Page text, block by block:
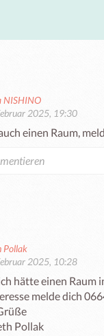
NISHINO
2025, 19:30
einen Raum,
Pollak
2025, 10:28
hätte einen Raum
melde dich
Pollak